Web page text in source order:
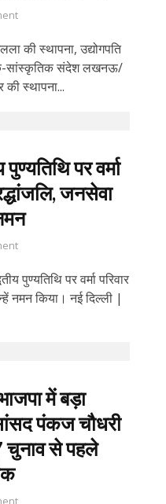
की स्थापना, उद्योगपति
सांस्कृतिक संदेश लखनऊ/
की स्थापना...
पुण्यतिथि पर वर्मा
जनसेवा
पुण्यतिथि पर वर्मा परिवार
नमन किया। नई दिल्ली |
में बड़ा
पंकज चौधरी
चुनाव से पहले